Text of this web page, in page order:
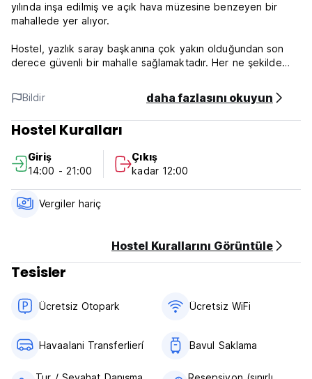
yılında inşa edilmiş ve açık hava müzesine benzeyen bir
mahallede yer alıyor.
Hostel, yazlık saray başkanına çok yakın olduğundan son
derece güvenli bir mahalle sağlamaktadır. Her ne şekilde
olun ki konaklamanızdan keyif alacaksınız.
Ayrıca Valparaiso ve diğer bölgelere özel turlar, havaalanına
ve otobüs terminaline transfer, çamaşırhane hizmeti,
5 GÜNLÜK İPTAL POLİTİKASI (Auto-translated from original
language)
Bildir daha fazlasını okuyun
Hostel Kuralları
Giriş
14:00 - 21:00
Çıkış
kadar 12:00
Vergiler hariç
Hostel Kurallarını Görüntüle
Tesisler
Ücretsiz Otopark Ücretsiz WiFi
Havaalani Transferlierí Bavul Saklama